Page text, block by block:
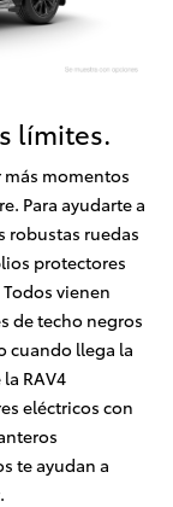
límites.
más momentos
Para ayudarte a
robustas ruedas
protectores
vienen
de techo negros
cuando llega la
RAV4
eléctricos con
te ayudan a